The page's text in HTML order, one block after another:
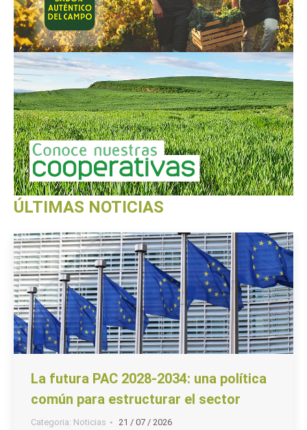
ÚLTIMAS NOTICIAS
La futura PAC 2028-2034: una política
común para estructurar el sector
Categoria: Noticias 21 / 07 / 2026